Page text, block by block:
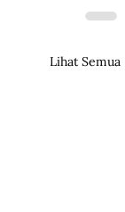
Lihat Semua